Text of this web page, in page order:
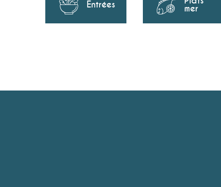
Entrées mer